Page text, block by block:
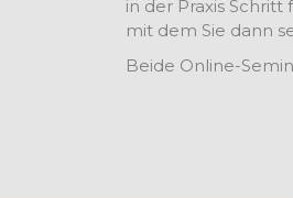
in der Praxis
mit dem Sie dann
Beide Online-